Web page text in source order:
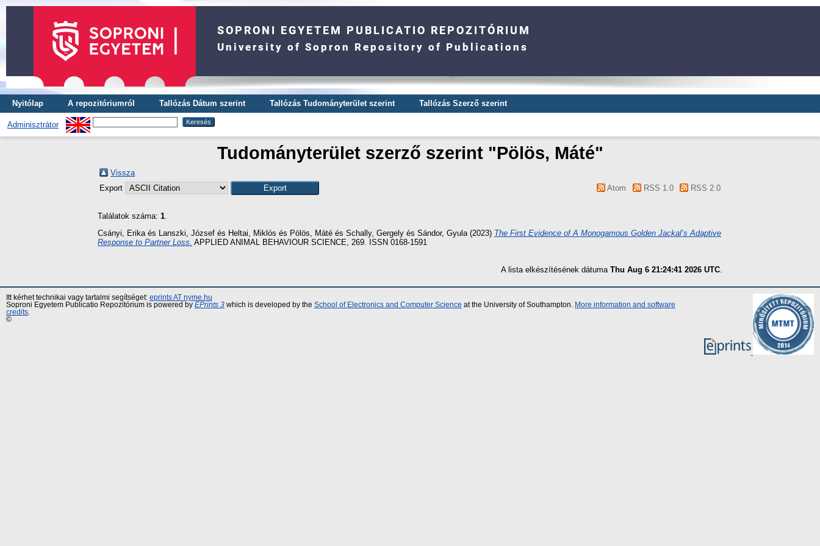
Nyitólap A repozitóriumról Tallózás Dátum szerint Tallózás Tudományterület szerint Tallózás Szerző szerint
Adminisztrátor
Tudományterület szerző szerint "Pölös, Máté"
Vissza
Export
Atom RSS 1.0 RSS 2.0
Találatok száma: 1.
Csányi, Erika és Lanszki, József és Heltai, Miklós és Pölös, Máté és Schally, Gergely és Sándor, Gyula (2023) The First Evidence of A Monogamous Golden Jackal’s Adaptive
Response to Partner Loss. APPLIED ANIMAL BEHAVIOUR SCIENCE, 269. ISSN 0168-1591
A lista elkészítésének dátuma Thu Aug 6 21:24:41 2026 UTC
Itt kérhet technikai vagy tartalmi segítséget: eprints AT nyme.hu
Soproni Egyetem Publicatio Repozitórium is powered by EPrints 3 which is developed by the School of Electronics and Computer Science at the University of Southampton.
More information and software
credits
©